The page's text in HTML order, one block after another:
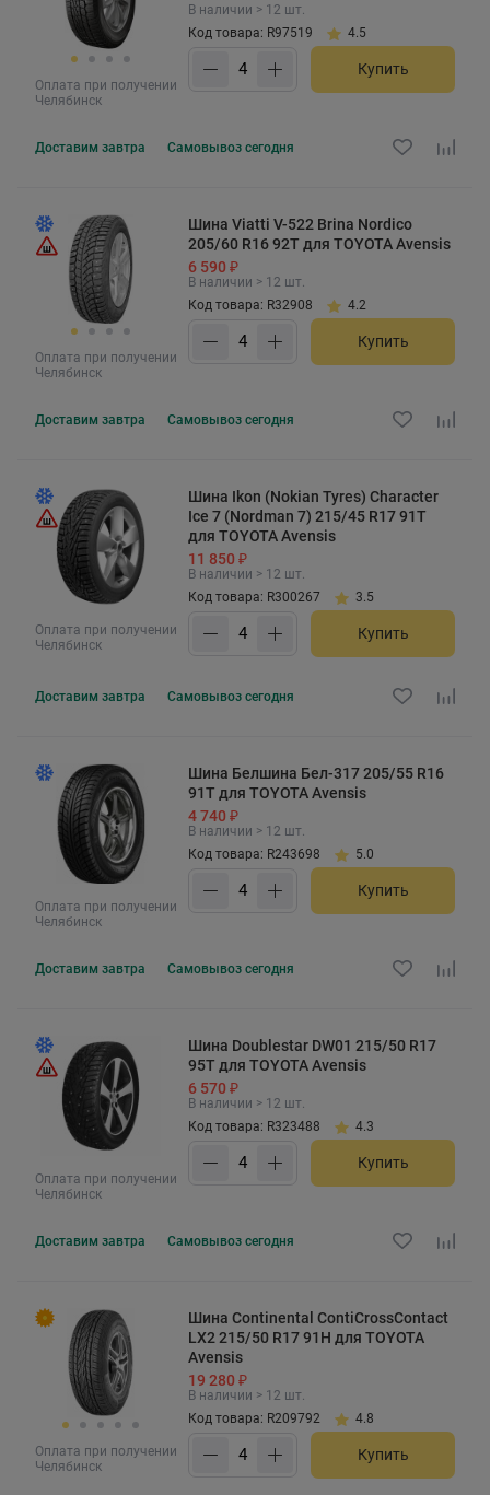
Оплата при получении
Челябинск
В наличии > 12 шт.
Код товара: R97519
4.5
Купить
Доставим завтра Самовывоз сегодня
Оплата при получении
Челябинск
Шина Viatti V-522 Brina Nordico
205/60 R16 92T для TOYOTA Avensis
6 590 ₽
В наличии > 12 шт.
Код товара: R32908
4.2
Купить
Доставим завтра Самовывоз сегодня
Оплата при получении
Челябинск
Шина Ikon (Nokian Tyres) Character
Ice 7 (Nordman 7) 215/45 R17 91T
для TOYOTA Avensis
11 850 ₽
В наличии > 12 шт.
Код товара: R300267
3.5
Купить
Доставим завтра Самовывоз сегодня
Оплата при получении
Челябинск
Шина Белшина Бел-317 205/55 R16
91T для TOYOTA Avensis
4 740 ₽
В наличии > 12 шт.
Код товара: R243698
5.0
Купить
Доставим завтра Самовывоз сегодня
Оплата при получении
Челябинск
Шина Doublestar DW01 215/50 R17
95T для TOYOTA Avensis
6 570 ₽
В наличии > 12 шт.
Код товара: R323488
4.3
Купить
Доставим завтра Самовывоз сегодня
Оплата при получении
Челябинск
Шина Continental ContiCrossContact
LX2 215/50 R17 91H для TOYOTA
Avensis
19 280 ₽
В наличии > 12 шт.
Код товара: R209792
4.8
Купить